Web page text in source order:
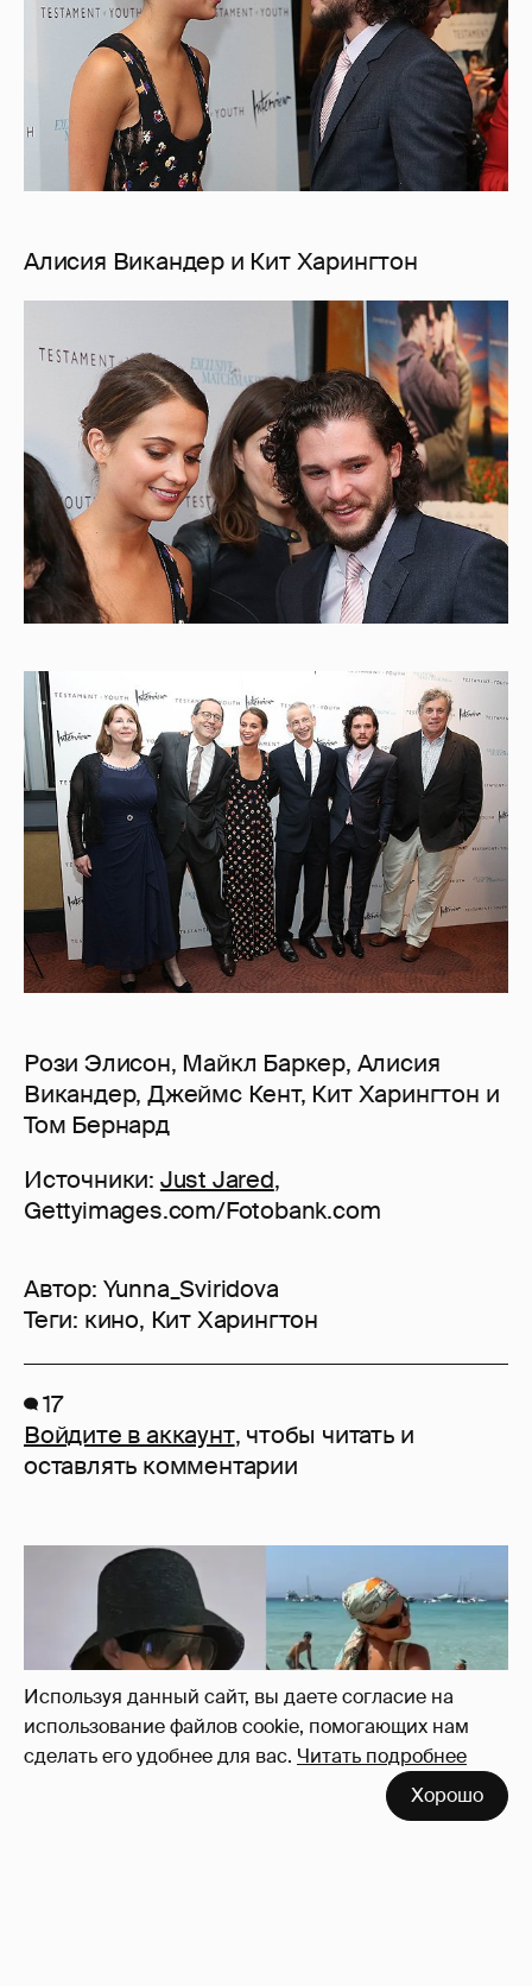
Используя данный сайт, вы даете согласие на
использование файлов cookie, помогающих нам
сделать его удобнее для вас. Читать подробнее
Хорошо
Алисия Викандер и Кит Харингтон
Рози Элисон, Майкл Баркер, Алисия
Викандер, Джеймс Кент, Кит Харингтон и
Том Бернард
Источники: Just Jared,
Gettyimages.com/Fotobank.com
Автор: Yunna_Sviridova
Теги: кино, Кит Харингтон
17
Войдите в аккаунт, чтобы читать и
оставлять комментарии